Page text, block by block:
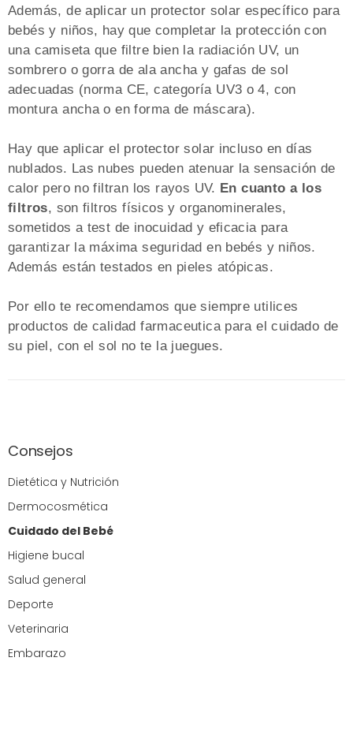
Además, de aplicar un protector solar específico para
bebés y niños, hay que completar la protección con
una camiseta que filtre bien la radiación UV, un
sombrero o gorra de ala ancha y gafas de sol
adecuadas (norma CE, categoría UV3 o 4, con
montura ancha o en forma de máscara).
Hay que aplicar el protector solar incluso en días
nublados. Las nubes pueden atenuar la sensación de
calor pero no filtran los rayos UV. En cuanto a los
filtros, son filtros físicos y organominerales,
sometidos a test de inocuidad y eficacia para
garantizar la máxima seguridad en bebés y niños.
Además están testados en pieles atópicas.
Por ello te recomendamos que siempre utilices
productos de calidad farmaceutica para el cuidado de
su piel, con el sol no te la juegues.
Consejos
Dietética y Nutrición
Dermocosmética
Cuidado del Bebé
Higiene bucal
Salud general
Deporte
Veterinaria
Embarazo